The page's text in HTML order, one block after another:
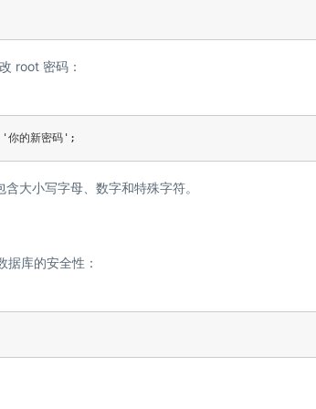
root 密码：
的新密码';
大小写字母、数字和特殊字符。
库的安全性：